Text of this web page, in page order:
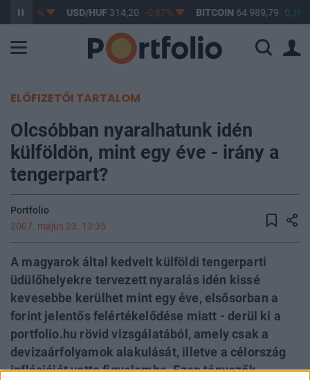
-0,61% USD/HUF314,20 -0,87% BITCOIN 64 989,79 0,16%
ELŐFIZETŐI TARTALOM
Olcsóbban nyaralhatunk idén
külföldön, mint egy éve - irány a
tengerpart?
Portfolio
2007. május 23. 13:35
A magyarok által kedvelt külföldi tengerparti
üdülőhelyekre tervezett nyaralás idén kissé
kevesebbe kerülhet mint egy éve, elsősorban a
forint jelentős felértékelődése miatt - derül ki a
portfolio.hu rövid vizsgálatából, amely csak a
devizaárfolyamok alakulását, illetve a célország
inflációját vette figyelembe. Ezen tényezők